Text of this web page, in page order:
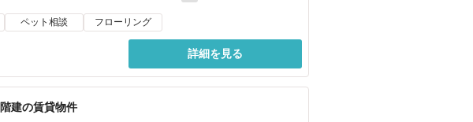
ペット相談 フローリング
詳細を見る
建の賃貸物件